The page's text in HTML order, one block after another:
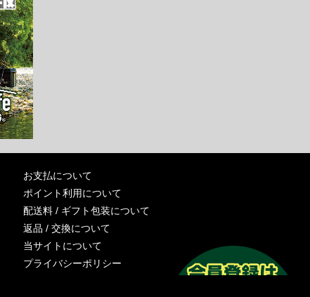
お支払について
ポイント利用について
配送料 / ギフト包装について
返品 / 交換について
当サイトについて
プライバシーポリシー